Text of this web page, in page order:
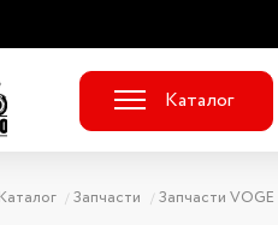
Каталог
Каталог Запчасти Запчасти VOGE